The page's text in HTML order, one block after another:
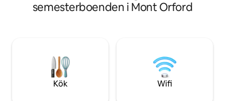
nationalparken eller kopplar av är detta
din ideala fjällretreat. Mindre än 5
vinter, Orford har alltid något att
erbjuda. Din fridfulla tillflyktsort ligger
runt hörnet!
och mycket ljust
modernitet, stil
nationalparken
Cykelbanan
utanför!
semesterboenden i Mont Orford
Kök Wifi